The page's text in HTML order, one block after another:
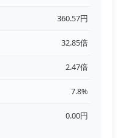
360.57円
32.85倍
2.47倍
7.8%
0.00円